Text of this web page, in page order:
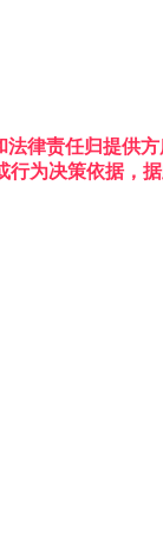
律责任归提供
为决策依据，据